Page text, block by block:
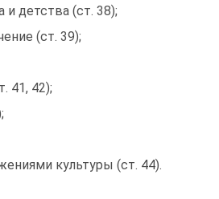
и детства (ст. 38);
(ст. 39);
41, 42);
культуры (ст. 44).